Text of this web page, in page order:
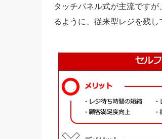
タッチパネル式が主流です
るように、従来型レジを残